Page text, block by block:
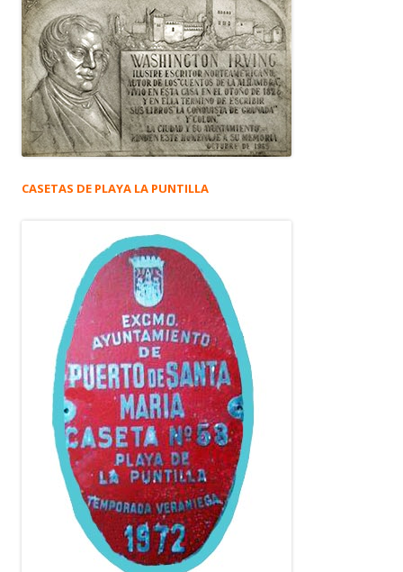
CASETAS DE PLAYA LA PUNTILLA